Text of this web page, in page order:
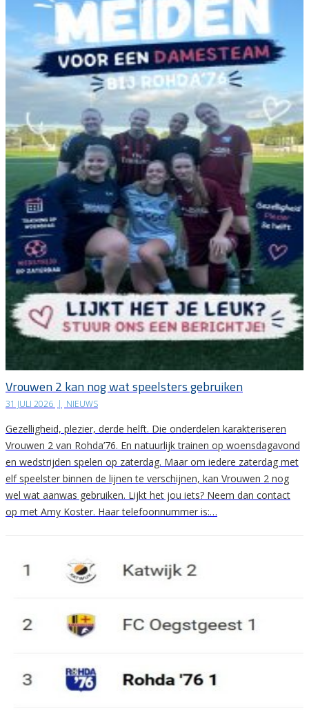
Vrouwen 2 kan nog wat speelsters gebruiken
31 JULI 2026 | NIEUWS
Gezelligheid, plezier, derde helft. Die onderdelen karakteriseren
Vrouwen 2 van Rohda’76. En natuurlijk trainen op woensdagavond
en wedstrijden spelen op zaterdag. Maar om iedere zaterdag met
elf speelster binnen de lijnen te verschijnen, kan Vrouwen 2 nog
wel wat aanwas gebruiken. Lijkt het jou iets? Neem dan contact
op met Amy Koster. Haar telefoonnummer is:…